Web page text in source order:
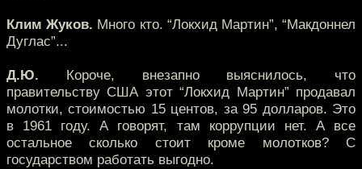
Клим Жуков. Много кто. “Локхид Мартин”, “Макдоннел
Дуглас”...
Д.Ю. Короче, внезапно выяснилось, что
правительству США этот “Локхид Мартин” продавал
молотки, стоимостью 15 центов, за 95 долларов. Это
в 1961 году. А говорят, там коррупции нет. А все
остальное сколько стоит кроме молотков? С
государством работать выгодно.